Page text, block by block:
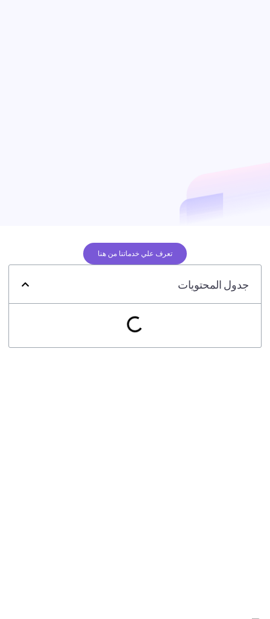
تعرف علي خدماتنا من هنا
جدول المحتويات